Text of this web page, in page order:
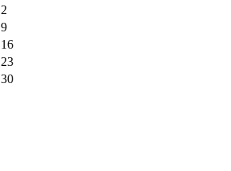
2
9
16
23
30